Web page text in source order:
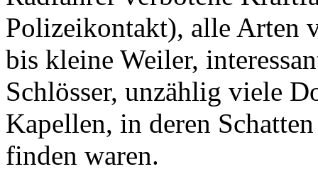
Polizeikontakt), alle Arten
bis kleine Weiler,
Schlösser, unzählig viele
Kapellen, in deren
finden waren.